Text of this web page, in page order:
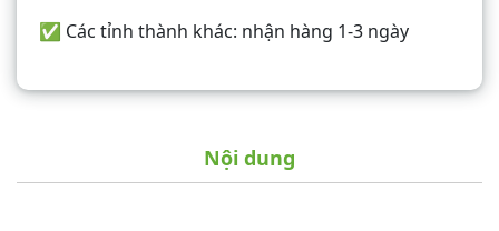
✅ Các tỉnh thành khác: nhận hàng 1-3 ngày
Nội dung